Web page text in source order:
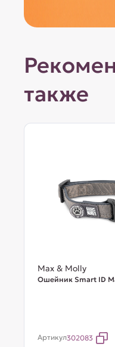
также
Max & Molly
Ошейник Smart ID
Артикул302083